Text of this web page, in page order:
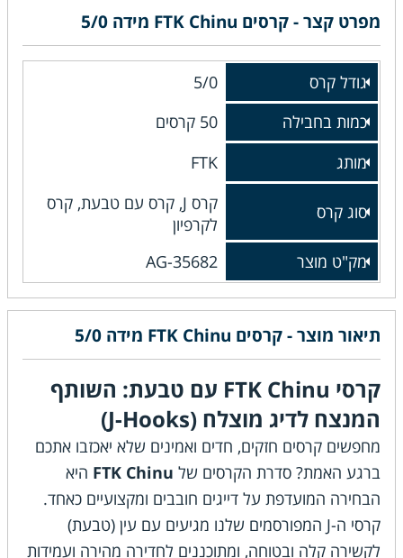
מפרט קצר - קרסים FTK Chinu מידה 5/0
גודל קרס
5/0
כמות בחבילה
50 קרסים
מותג
FTK
סוג קרס
קרס J, קרס עם טבעת, קרס
לקרפיון
מק"ט מוצר
AG-35682
תיאור מוצר - קרסים FTK Chinu מידה 5/0
קרסי FTK Chinu עם טבעת: השותף
המנצח לדיג מוצלח (J-Hooks)
מחפשים קרסים חזקים, חדים ואמינים שלא יאכזבו אתכם
ברגע האמת? סדרת הקרסים של FTK Chinu היא
הבחירה המועדפת על דייגים חובבים ומקצועיים כאחד.
קרסי ה-J המפורסמים שלנו מגיעים עם עין (טבעת)
לקשירה קלה ובטוחה, ומתוכננים לחדירה מהירה ועמידות